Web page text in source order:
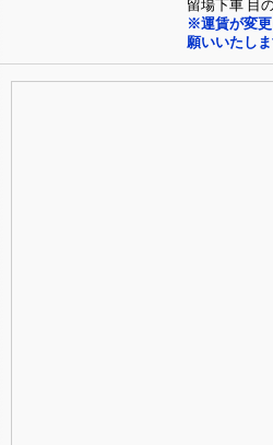
留場下車 目
※運賃が変更
願いいたしま